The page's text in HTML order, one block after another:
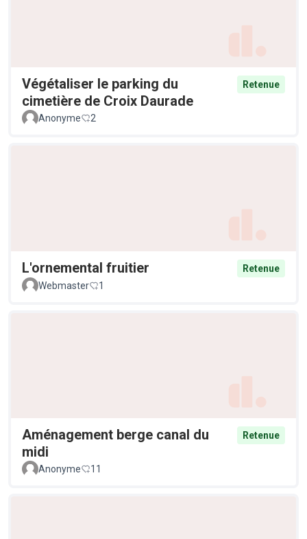
Végétaliser le parking du
cimetière de Croix Daurade
Retenue
Anonyme 2
L'ornemental fruitier
Retenue
Webmaster
1
Aménagement berge canal du
midi
Retenue
Anonyme 11